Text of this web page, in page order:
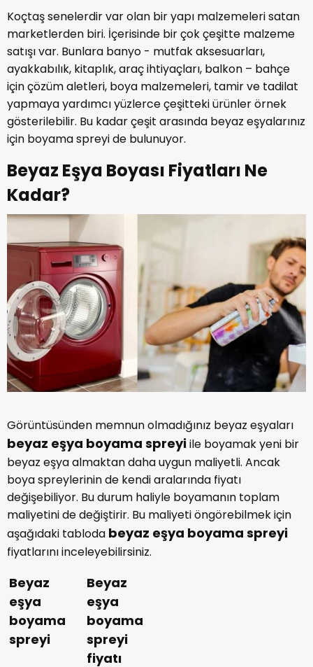
Koçtaş senelerdir var olan bir yapı malzemeleri satan
marketlerden biri. İçerisinde bir çok çeşitte malzeme
satışı var. Bunlara banyo - mutfak aksesuarları,
ayakkabılık, kitaplık, araç ihtiyaçları, balkon – bahçe
için çözüm aletleri, boya malzemeleri, tamir ve tadilat
yapmaya yardımcı yüzlerce çeşitteki ürünler örnek
gösterilebilir. Bu kadar çeşit arasında beyaz eşyalarınız
için boyama spreyi de bulunuyor.
Beyaz Eşya Boyası Fiyatları Ne
Kadar?
Görüntüsünden memnun olmadığınız beyaz eşyaları
beyaz eşya boyama spreyiile boyamak yeni bir
beyaz eşya almaktan daha uygun maliyetli. Ancak
boya spreylerinin de kendi aralarında fiyatı
değişebiliyor. Bu durum haliyle boyamanın toplam
maliyetini de değiştirir. Bu maliyeti öngörebilmek için
aşağıdaki tabloda beyaz eşya boyama spreyi
fiyatlarını inceleyebilirsiniz.
Beyaz
eşya
boyama
spreyi
Beyaz
eşya
boyama
spreyi
fiyatı